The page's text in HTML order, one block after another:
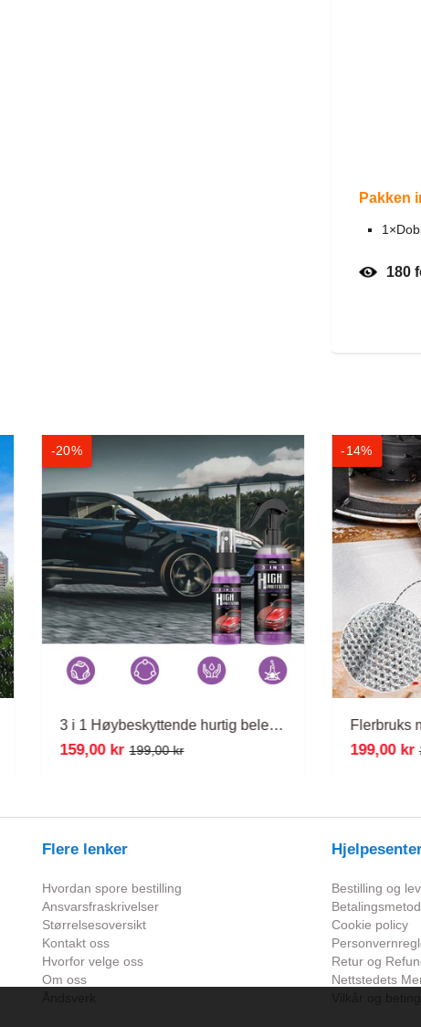
Pakken
180
-20%
3 i 1 Høybeskyttende hurtig beleggsspray
159,00 kr 199,00 kr
-14%
199,00 kr
Flere lenker
Hvordan spore bestilling
Ansvarsfraskrivelser
Størrelsesoversikt
Kontakt oss
Hvorfor velge oss
Om oss
Bestilling og
Cookie policy
Retur og
Nettstedets